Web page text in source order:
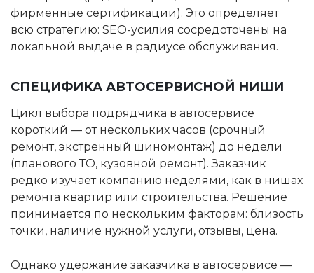
фирменные сертификации). Это определяет
всю стратегию: SEO-усилия сосредоточены на
локальной выдаче в радиусе обслуживания.
СПЕЦИФИКА АВТОСЕРВИСНОЙ НИШИ
Цикл выбора подрядчика в автосервисе
короткий — от нескольких часов (срочный
ремонт, экстренный шиномонтаж) до недели
(планового ТО, кузовной ремонт). Заказчик
редко изучает компанию неделями, как в нишах
ремонта квартир или строительства. Решение
принимается по нескольким факторам: близость
точки, наличие нужной услуги, отзывы, цена.
Однако удержание заказчика в автосервисе —